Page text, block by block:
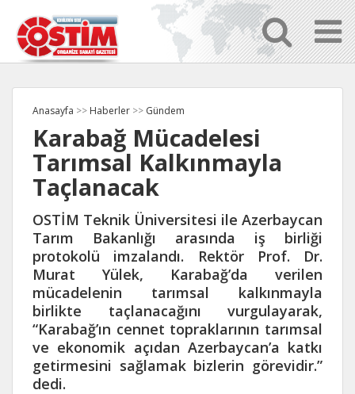
Anasayfa >> Haberler >> Gündem
Karabağ Mücadelesi
Tarımsal Kalkınmayla
Taçlanacak
OSTİM Teknik Üniversitesi ile Azerbaycan
Tarım Bakanlığı arasında iş birliği
protokolü imzalandı. Rektör Prof. Dr.
Murat Yülek, Karabağ’da verilen
mücadelenin tarımsal kalkınmayla
birlikte taçlanacağını vurgulayarak,
“Karabağ’ın cennet topraklarının tarımsal
ve ekonomik açıdan Azerbaycan’a katkı
getirmesini sağlamak bizlerin görevidir.”
dedi.